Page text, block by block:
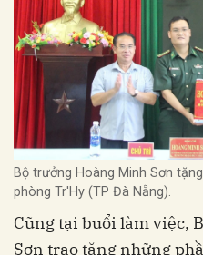
Bộ trưởng Hoàng Minh Sơn
phòng Tr'Hy (TP Đà Nẵng).
Cũng tại buổi làm việc,
Sơn trao tặng những